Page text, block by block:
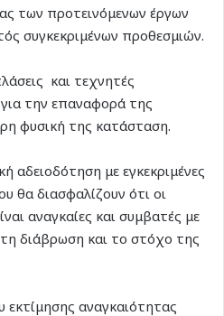
των προτεινόμενων έργων
συγκεκριμένων προθεσμιών.
και τεχνητές
την επαναφορά της
φυσική της κατάσταση.
αδειοδότηση με εγκεκριμένες
θα διασφαλίζουν ότι οι
αναγκαίες και συμβατές με
διάβρωση και το στόχο της
εκτίμησης αναγκαιότητας